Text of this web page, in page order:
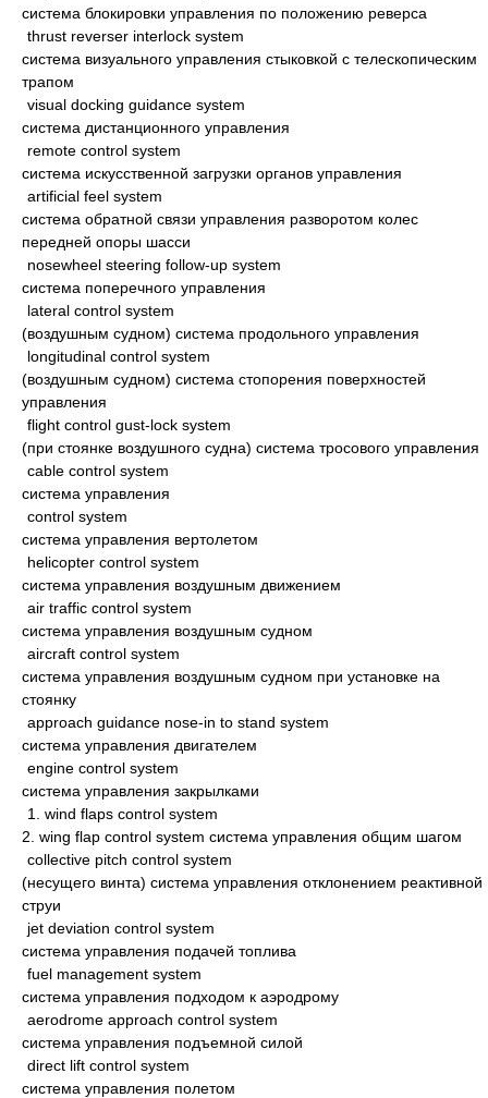
система блокировки управления по положению реверса
thrust reverser interlock system
система визуального управления стыковкой с телескопическим
трапом
visual docking guidance system
система дистанционного управления
remote control system
система искусственной загрузки органов управления
artificial feel system
система обратной связи управления разворотом колес
передней опоры шасси
nosewheel steering follow-up system
система поперечного управления
lateral control system
(воздушным судном) система продольного управления
longitudinal control system
(воздушным судном) система стопорения поверхностей
управления
flight control gust-lock system
(при стоянке воздушного судна) система тросового управления
cable control system
система управления
control system
система управления вертолетом
helicopter control system
система управления воздушным движением
air traffic control system
система управления воздушным судном
aircraft control system
система управления воздушным судном при установке на
стоянку
approach guidance nose-in to stand system
система управления двигателем
engine control system
система управления закрылками
1. wind flaps control system
2. wing flap control system система управления общим шагом
collective pitch control system
(несущего винта) система управления отклонением реактивной
струи
jet deviation control system
система управления подачей топлива
fuel management system
система управления подходом к аэродрому
aerodrome approach control system
система управления подъемной силой
direct lift control system
система управления полетом